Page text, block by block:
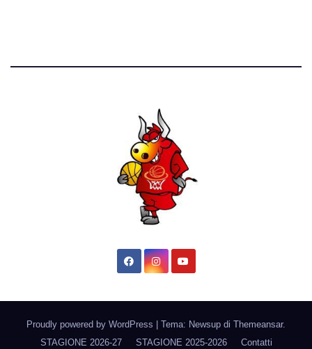
Proudly powered by WordPress Tema: Newsup di Themeansar.
STAGIONE 2026-27
STAGIONE 2025-2026 Contatti